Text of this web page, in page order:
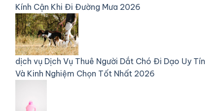
Kính Cận Khi Đi Đường Mưa 2026
dịch vụ Dịch Vụ Thuê Người Dắt Chó Đi Dạo Uy Tín
Và Kinh Nghiệm Chọn Tốt Nhất 2026